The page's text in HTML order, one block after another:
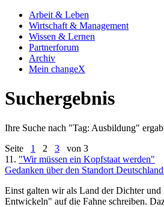
Arbeit & Leben
Wirtschaft & Management
Wissen & Lernen
Partnerforum
Archiv
Mein changeX
Suchergebnis
Ihre Suche nach "Tag: Ausbildung"
Seite 1 2 3 von 3
11. "Wir müssen ein Kopfstaat werden"
Gedanken über den Standort
Einst galten wir als Land der Dichter und
Entwickeln" auf die Fahne schreiben.